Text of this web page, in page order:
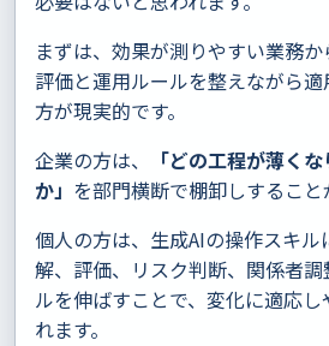
まずは、効果が測りやすい業務
評価と運用ルールを整えながら
方が現実的です。
企業の方は、
「どの工程が薄く
か」 を部門横断で棚卸しすること
個人の方は、生成AIの操作スキル
解、評価、リスク判断、関係者
ルを伸ばすことで、変化に適応
れます。